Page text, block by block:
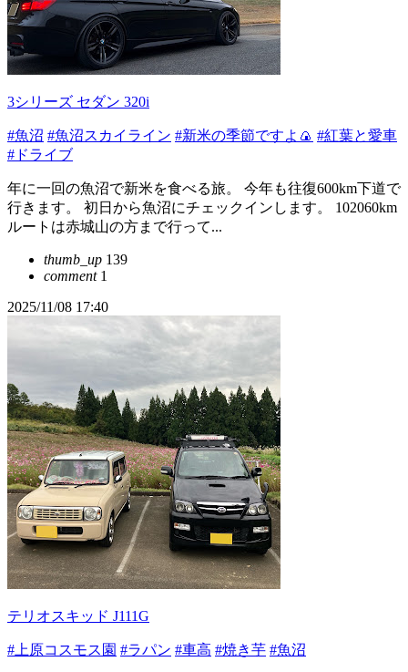
3シリーズ セダン 320i
#魚沼 #魚沼スカイライン #新米の季節ですよ🍙 #紅葉と愛車
#ドライブ
年に一回の魚沼で新米を食べる旅。 今年も往復600km下道で
行きます。 初日から魚沼にチェックインします。 102060km
ルートは赤城山の方まで行って...
thumb_up 139
comment1
2025/11/08 17:40
テリオスキッド J111G
#上原コスモス園 #ラパン #車高 #焼き芋 #魚沼